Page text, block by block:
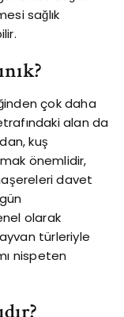
sağlık
çok daha
alan da
kuş
önemlidir,
davet
olarak
türleriyle
nispeten